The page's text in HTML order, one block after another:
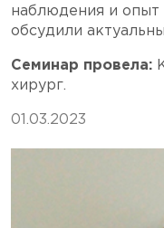
наблюдения и опыт
обсудили
Семинар провела:
хирург.
01.03.2023